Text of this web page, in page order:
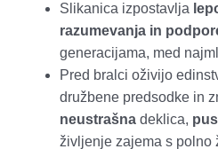
Slikanica izpostavlja
razumevanja in
generacijama, med
Pred bralci oživijo
družbene predsodke in
neustrašnadeklica,
življenje zajema s polno